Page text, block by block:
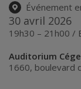
Événement
30 avril 2026
19h30 – 21h00 /
Auditorium
1660, boulevard